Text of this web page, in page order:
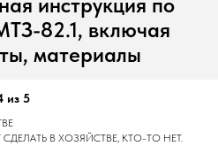
82.1, включая
материалы
5
В ХОЗЯЙСТВЕ, КТО-ТО НЕТ.